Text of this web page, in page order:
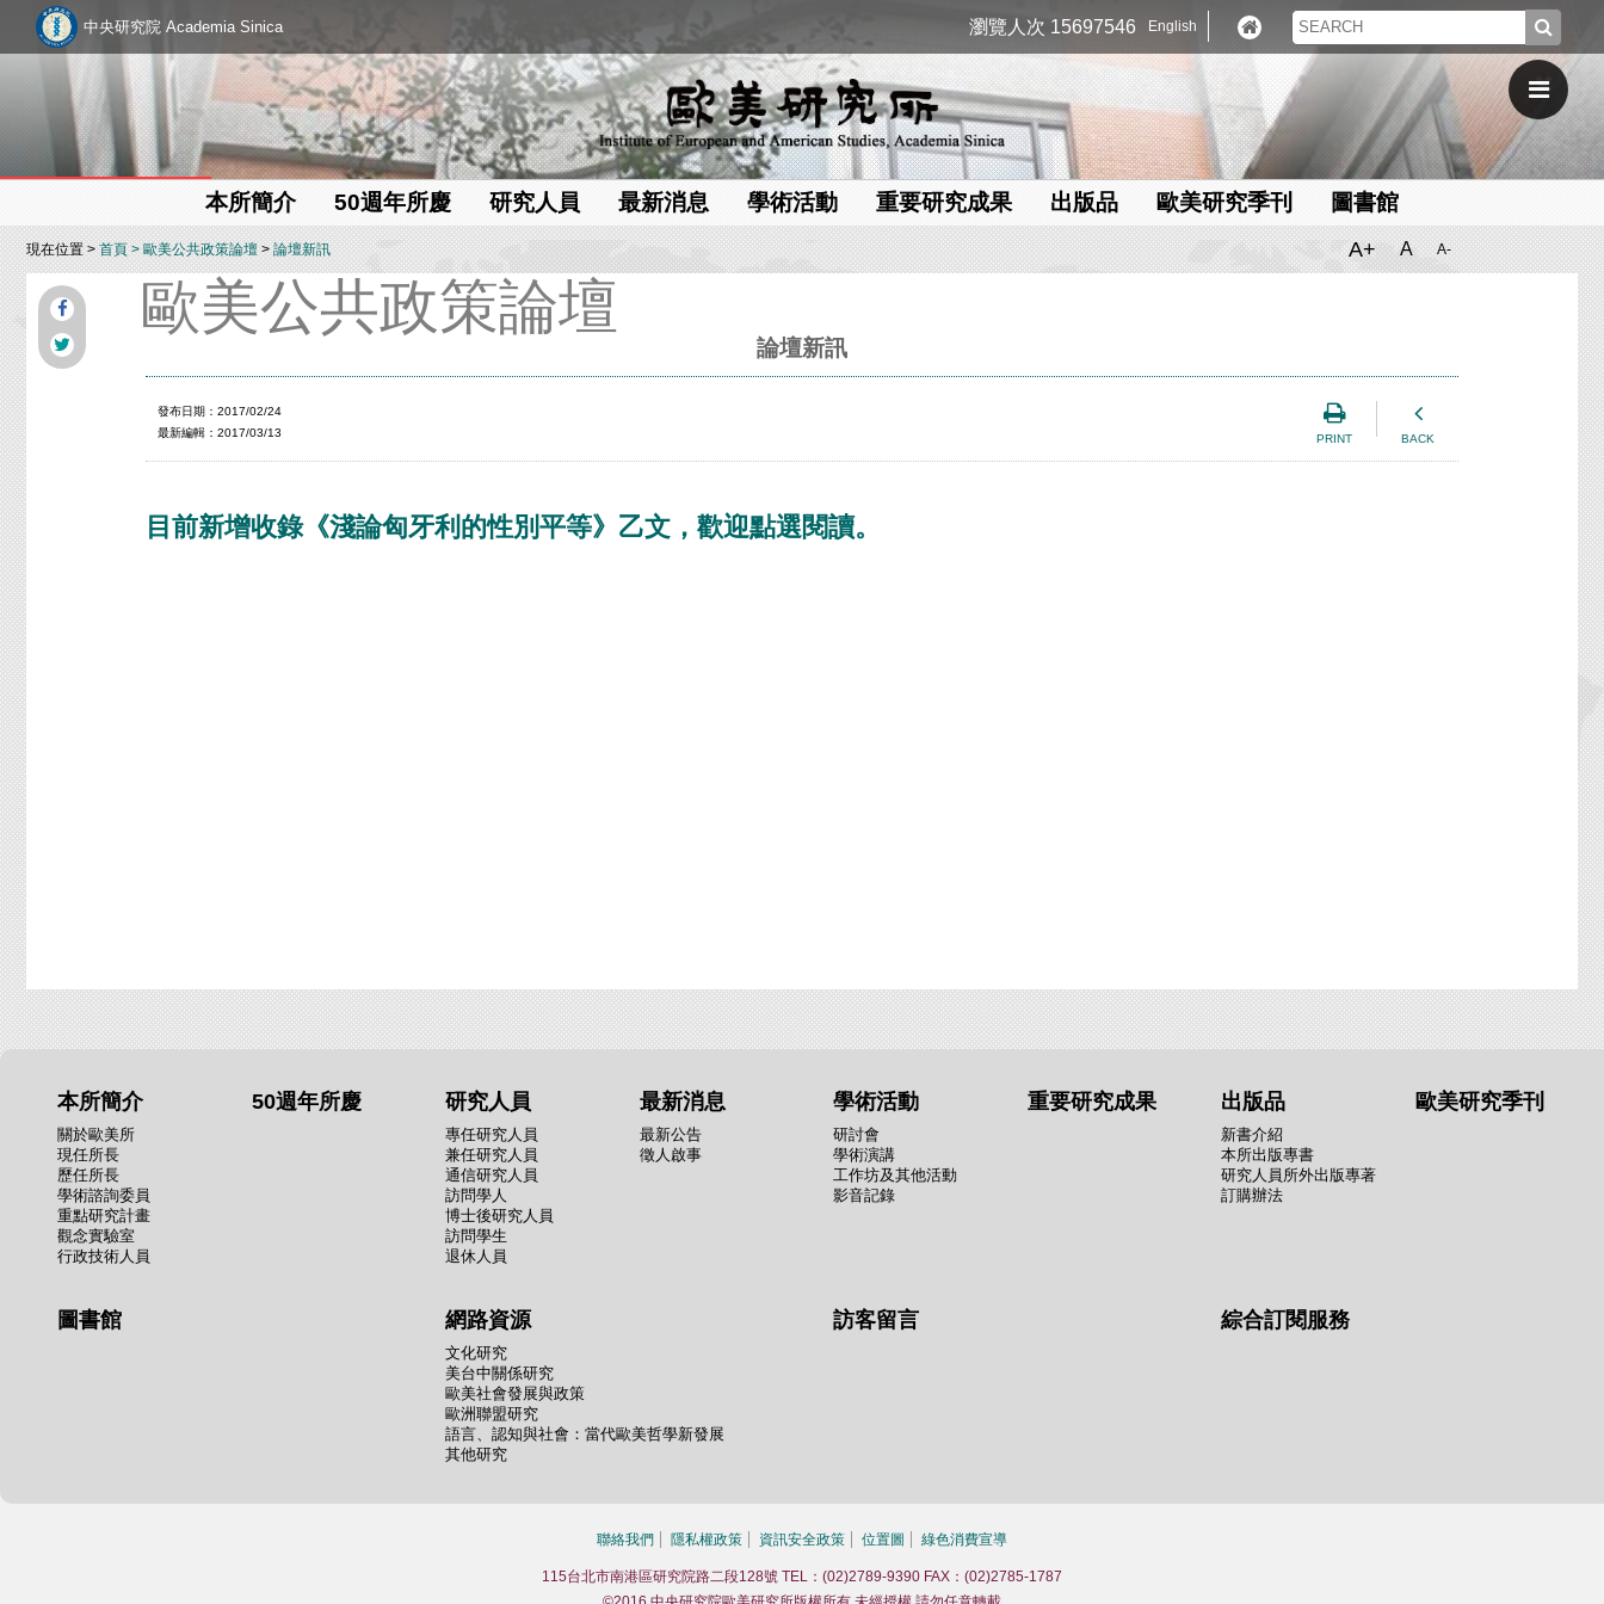
中央研究院 Academia Sinica 瀏覽人次 15697546 English
本所簡介 50週年所慶 研究人員 最新消息 學術活動 重要研究成果 出版品 歐美研究季刊 圖書館
現在位置 >首頁 >歐美公共政策論壇>論壇新訊 A+ A A-
歐美公共政策論壇
論壇新訊
PRINT BACK
發布日期：2017/02/24
最新編輯：2017/03/13
目前新增收錄《淺論匈牙利的性別平等》乙文，歡迎點選閱讀。
本所簡介
關於歐美所
現任所長
歷任所長
學術諮詢委員
重點研究計畫
觀念實驗室
行政技術人員
50週年所慶 研究人員
專任研究人員
兼任研究人員
通信研究人員
訪問學人
博士後研究人員
訪問學生
退休人員
最新消息
最新公告
徵人啟事
學術活動
研討會
學術演講
工作坊及其他活動
影音記錄
重要研究成果 出版品
新書介紹
本所出版專書
研究人員所外出版專著
訂購辦法
歐美研究季刊
圖書館 網路資源
文化研究
美台中關係研究
歐美社會發展與政策
歐洲聯盟研究
語言、認知與社會：當代歐美哲學新發展
其他研究
訪客留言 綜合訂閱服務
聯絡我們 隱私權政策 資訊安全政策 位置圖 綠色消費宣導
115台北市南港區研究院路二段128號 TEL：(02)2789-9390 FAX：(02)2785-1787